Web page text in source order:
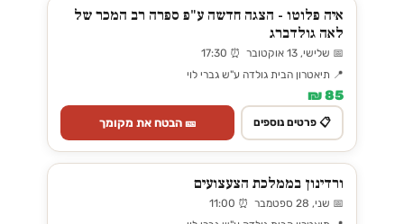
איה פלוטו - הצגה חדשה ע"פ ספרה רב המכר של
לאה גולדברג
📅 שלישי, 13 אוקטובר ⏰ 17:30
📍 תיאטרון הבית גולדה ע"ש גברי לוי
85 ₪
📋 פרטים נוספים 🎫 הבטח את מקומך
ורדינון בממלכת הצעצועים
📅 שני, 28 ספטמבר ⏰ 11:00